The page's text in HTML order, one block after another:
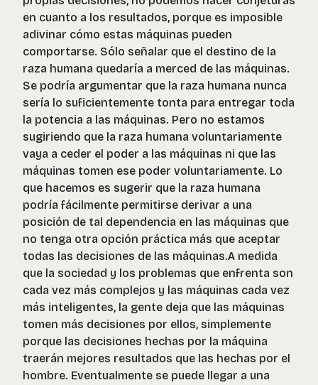
en cuanto a los resultados, porque es imposible
adivinar cómo estas máquinas pueden
comportarse. Sólo señalar que el destino de la
raza humana quedaría a merced de las máquinas.
Se podría argumentar que la raza humana nunca
sería lo suficientemente tonta para entregar toda
la potencia a las máquinas. Pero no estamos
sugiriendo que la raza humana voluntariamente
vaya a ceder el poder a las máquinas ni que las
máquinas tomen ese poder voluntariamente. Lo
que hacemos es sugerir que la raza humana
podría fácilmente permitirse derivar a una
posición de tal dependencia en las máquinas que
no tenga otra opción práctica más que aceptar
todas las decisiones de las máquinas.A medida
que la sociedad y los problemas que enfrenta son
cada vez más complejos y las máquinas cada vez
más inteligentes, la gente deja que las máquinas
tomen más decisiones por ellos, simplemente
porque las decisiones hechas por la máquina
traerán mejores resultados que las hechas por el
hombre. Eventualmente se puede llegar a una